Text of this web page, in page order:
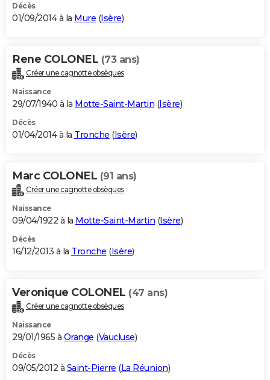
Décès
01/09/2014 à la Mure (Isère)
Rene COLONEL (73 ans)
Créer une cagnotte obsèques
Naissance
29/07/1940 à la Motte-Saint-Martin (Isère)
Décès
01/04/2014 à la Tronche (Isère)
Marc COLONEL (91 ans)
Créer une cagnotte obsèques
Naissance
09/04/1922 à la Motte-Saint-Martin (Isère)
Décès
16/12/2013 à la Tronche (Isère)
Veronique COLONEL (47 ans)
Créer une cagnotte obsèques
Naissance
29/01/1965 à Orange (Vaucluse)
Décès
09/05/2012 à Saint-Pierre (La Réunion)